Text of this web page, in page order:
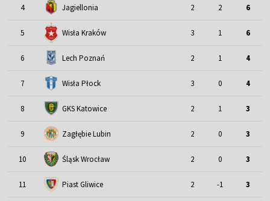
4 Jagiellonia 2 2 6
5 Wisła Kraków 3 1 6
6 Lech Poznań 2 1 4
7 Wisła Płock 3 0 4
8 GKS Katowice 2 1 3
9 Zagłębie Lubin 2 0 3
10 Śląsk Wrocław 2 0 3
11 Piast Gliwice 2 -1 3